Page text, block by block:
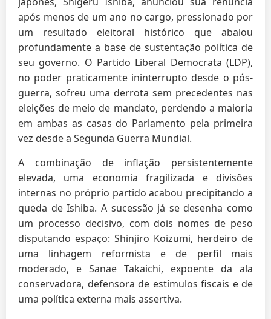
após menos de um ano no cargo, pressionado por
um resultado eleitoral histórico que abalou
profundamente a base de sustentação política de
seu governo. O Partido Liberal Democrata (LDP),
no poder praticamente ininterrupto desde o pós-
guerra, sofreu uma derrota sem precedentes nas
eleições de meio de mandato, perdendo a maioria
em ambas as casas do Parlamento pela primeira
vez desde a Segunda Guerra Mundial.
A combinação de inflação persistentemente
elevada, uma economia fragilizada e divisões
internas no próprio partido acabou precipitando a
queda de Ishiba. A sucessão já se desenha como
um processo decisivo, com dois nomes de peso
disputando espaço: Shinjiro Koizumi, herdeiro de
uma linhagem reformista e de perfil mais
moderado, e Sanae Takaichi, expoente da ala
conservadora, defensora de estímulos fiscais e de
uma política externa mais assertiva.